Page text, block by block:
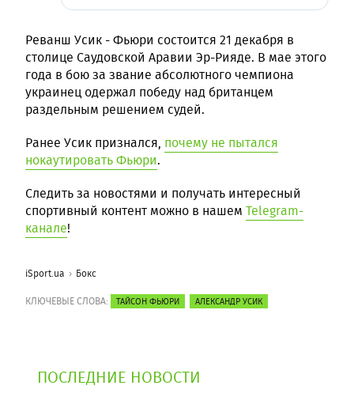
Реванш Усик - Фьюри состоится 21 декабря в
столице Саудовской Аравии Эр-Рияде. В мае этого
года в бою за звание абсолютного чемпиона
украинец одержал победу над британцем
раздельным решением судей.
Ранее Усик признался, почему не пытался
нокаутировать Фьюри.
Следить за новостями и получать интересный
спортивный контент можно в нашем Telegram-
канале!
iSport.ua Бокс
КЛЮЧЕВЫЕ СЛОВА: ТАЙСОН ФЬЮРИ АЛЕКСАНДР УСИК
ПОСЛЕДНИЕ НОВОСТИ